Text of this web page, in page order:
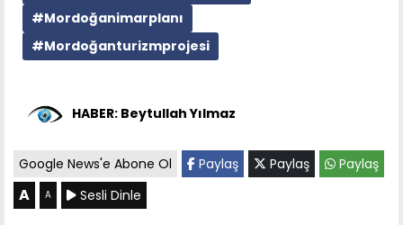
#Mordoğanimarplanı
#Mordoğanturizmprojesi
HABER: Beytullah Yılmaz
Google News'e Abone Ol Paylaş Paylaş Paylaş
A A Sesli Dinle